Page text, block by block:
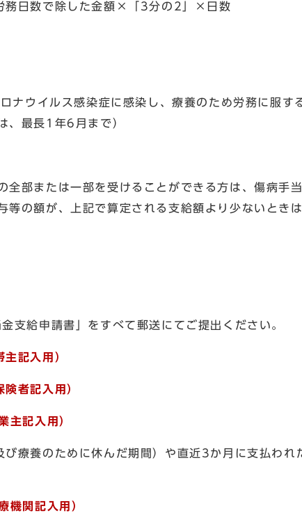
務日数で除した金額×「3分の2」×日数
ナウイルス感染症に感染し、療養のため労務に服す
、最長1年6月まで）
部または一部を受けることができる方は、傷病手
等の額が、上記で算定される支給額より少ないとき
支給申請書」をすべて郵送にてご提出ください。
記入用）
者記入用）
主記入用）
療養のために休んだ期間）や直近3か月に支払われ
機関記入用）